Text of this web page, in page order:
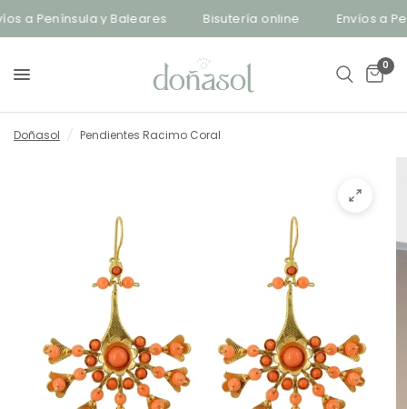
a Península y Baleares Bisutería online Envíos a
0
Doñasol / Pendientes Racimo Coral